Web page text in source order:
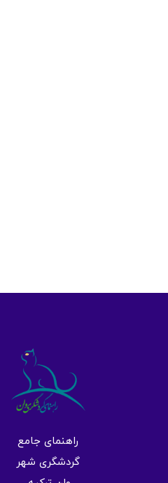
راهنمای جامع
گردشگری شهر